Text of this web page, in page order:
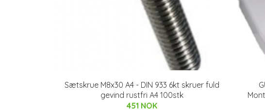
Sætskrue M8x30 A4 - DIN 933 6kt skruer fuld
gevind rustfri A4 100stk
451 NOK